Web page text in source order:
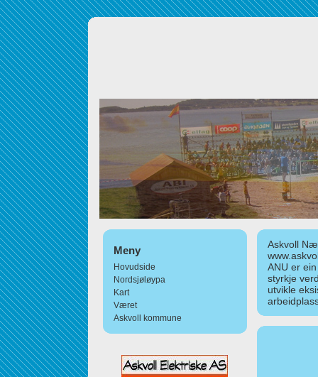
Meny
Hovudside
Nordsjøløypa
Kart
Været
Askvoll kommune
Askvoll
ANU er
styrkje
utvikle